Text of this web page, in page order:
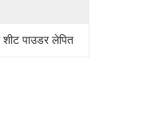
शीट पाउडर लेपित